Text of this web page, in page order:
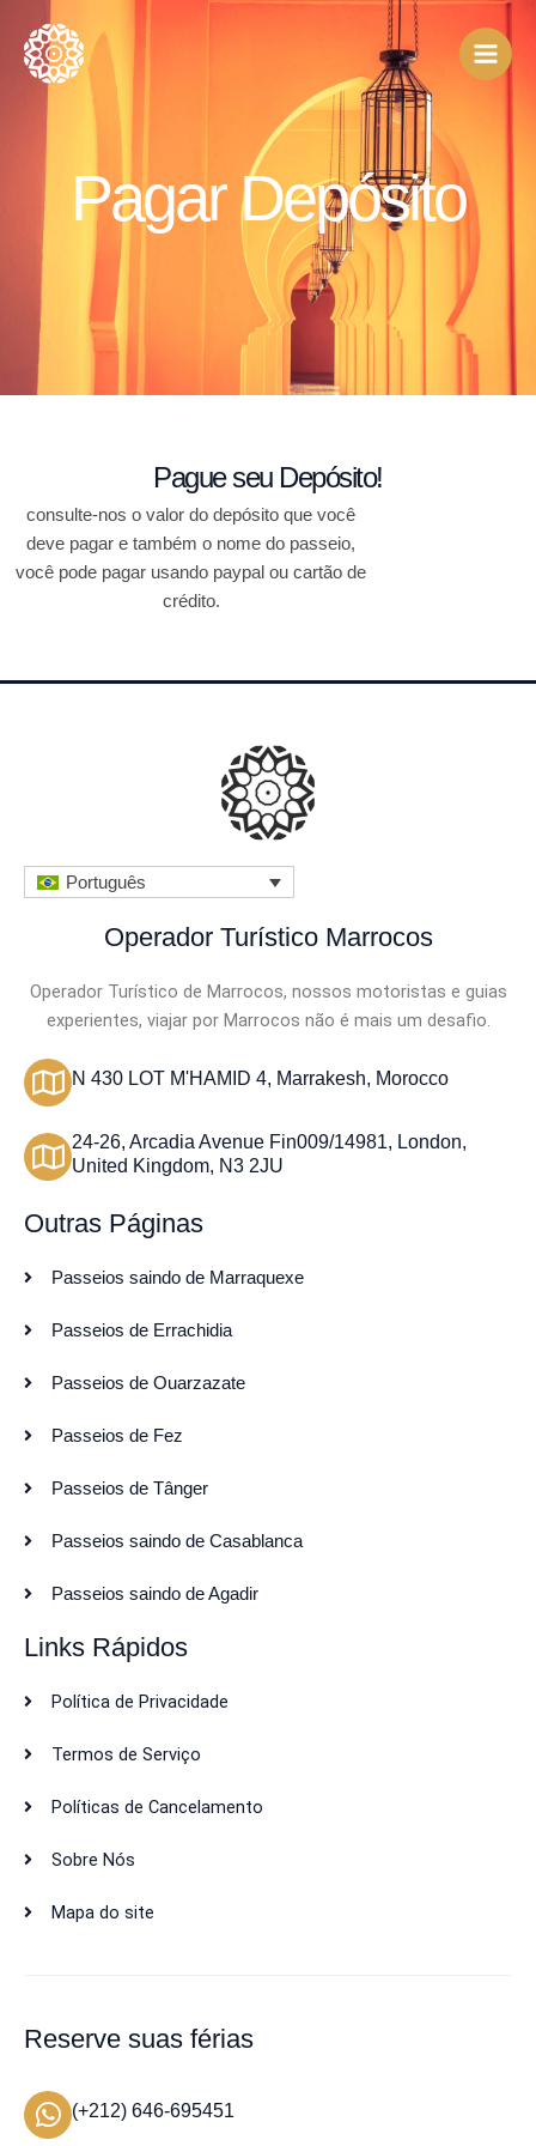
para
Pagar Depósito
Pague seu Depósito!
consulte-nos o valor do depósito que você
deve pagar e também o nome do passeio,
você pode pagar usando paypal ou cartão de
crédito.
Português
Operador Turístico Marrocos
Operador Turístico de Marrocos, nossos motoristas e guias
experientes, viajar por Marrocos não é mais um desafio.
N 430 LOT M'HAMID 4, Marrakesh, Morocco
24-26, Arcadia Avenue Fin009/14981, London,
United Kingdom, N3 2JU
Outras Páginas
Passeios saindo de Marraquexe
Passeios de Errachidia
Passeios de Ouarzazate
Passeios de Fez
Passeios de Tânger
Passeios saindo de Casablanca
Passeios saindo de Agadir
Links Rápidos
Política de Privacidade
Termos de Serviço
Políticas de Cancelamento
Sobre Nós
Mapa do site
Reserve suas férias
(+212) 646-695451